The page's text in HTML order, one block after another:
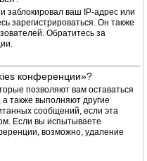
заблокировал ваш IP-адрес или
зарегистрироваться. Он также
Обратитесь за
конференции»?
позволяют вам оставаться
также выполняют другие
сообщений, если эта
Если вы испытываете
возможно, удаление